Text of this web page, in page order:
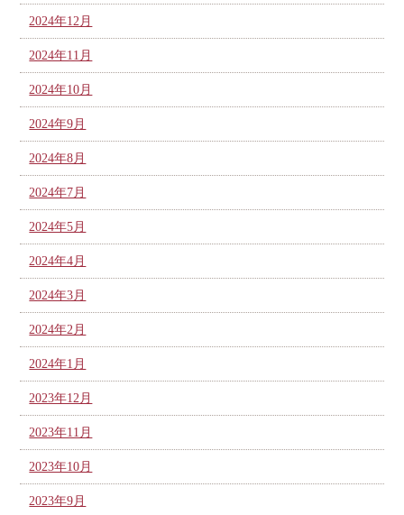
2024年12月
2024年11月
2024年10月
2024年9月
2024年8月
2024年7月
2024年5月
2024年4月
2024年3月
2024年2月
2024年1月
2023年12月
2023年11月
2023年10月
2023年9月